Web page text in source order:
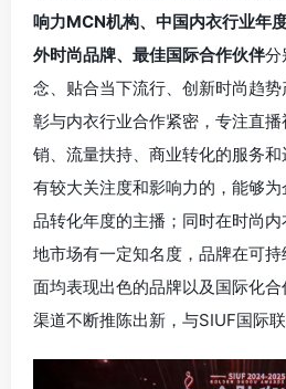
响力MCN机构、中国内衣行业年
外时尚品牌、最佳国际合作伙伴分
念、贴合当下流行、创新时尚趋
彰与内衣行业合作紧密，专注直
销、流量扶持、商业转化的服务
有较大关注度和影响力的，能够
品转化年度的主播；同时在时尚
地市场有一定知名度，品牌在可
面均表现出色的品牌以及国际化合
渠道不断推陈出新，与SIUF国际联